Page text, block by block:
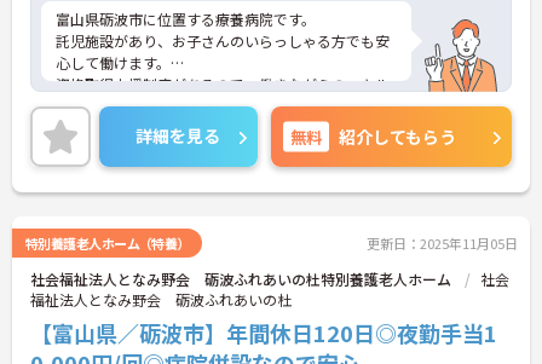
富山県砺波市に位置する療養病院です。
託児施設があり、お子さんのいらっしゃる方でも安
心して働けます。
資格取得支援制度があるので、働きながらのスキル
アップを目指せる環境です！
ご興味をお持ちの方はお気軽にお問い合わせくださ
い。
詳細を見る 無料 紹介してもらう
特別養護老人ホーム（特養） 更新日：2025年11月05日
社会福祉法人となみ野会 砺波ふれあいの杜特別養護老人ホーム
社会
福祉法人となみ野会 砺波ふれあいの杜
【富山県／砺波市】年間休日120日◎夜勤手当1